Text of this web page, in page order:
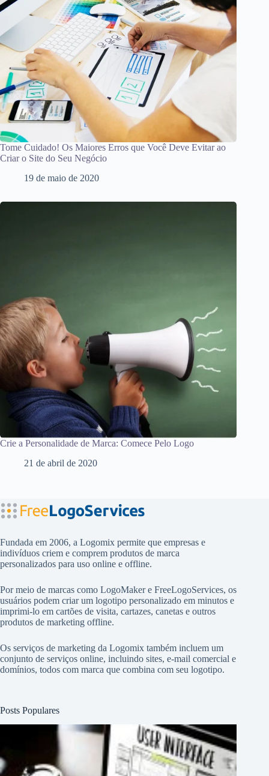
Tome Cuidado! Os Maiores Erros que Você Deve Evitar ao
Criar o Site do Seu Negócio
19 de maio de 2020
Crie a Personalidade de Marca: Comece Pelo Logo
21 de abril de 2020
Fundada em 2006, a Logomix permite que empresas e
indivíduos criem e comprem produtos de marca
personalizados para uso online e offline.
Por meio de marcas como LogoMakere FreeLogoServices, os
usuários podem criar um logotipo personalizado em minutos e
imprimi-lo em cartões de visita, cartazes, canetas e outros
produtos de marketing offline.
Os serviços de marketing da Logomix também incluem um
conjunto de serviços online, incluindo sites, e-mail comercial e
domínios, todos com marca que combina com seu logotipo.
Posts Populares